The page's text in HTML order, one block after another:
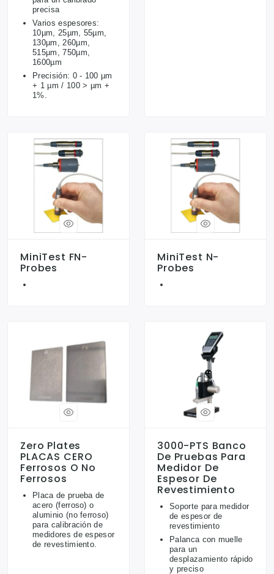
precisa
Varios espesores:
10µm, 25µm, 55µm,
130µm, 260µm,
515µm, 750µm,
1600µm
Precisión: 0 - 100 µm
+ 1 µm / 100 > µm +
1%.
MiniTest FN-
Probes
MiniTest N-
Probes
Zero Plates
PLACAS CERO
Ferrosos O No
Ferrosos
Placa de prueba de
acero (ferroso) o
aluminio (no ferroso)
para calibración de
medidores de espesor
de revestimiento.
3000-PTS Banco
De Pruebas Para
Medidor De
Espesor De
Revestimiento
Soporte para medidor
de espesor de
revestimiento
Palanca con muelle
para un
desplazamiento rápido
y preciso